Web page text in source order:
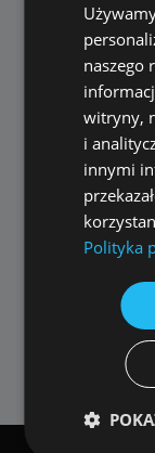
widzom.
Pamiętaj,
hasłem,
– jest to
utrata
więc
jest
naszego
witryny,
i
innymi
Polityka